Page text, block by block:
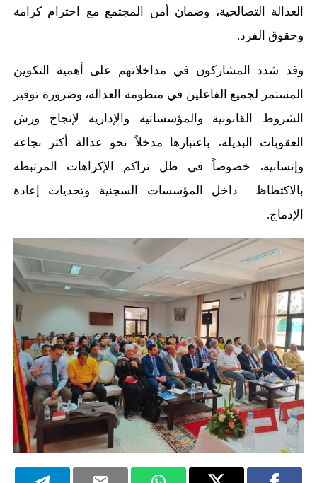
العدالة التصالحية، وضمان أمن المجتمع مع احترام كرامة
وحقوق الفرد.
وقد شدد المشاركون في مداخلاتهم على أهمية التكوين
المستمر لجميع الفاعلين في منظومة العدالة، وضرورة توفير
الشروط القانونية والمؤسساتية والإدارية لإنجاح ورش
العقوبات البديلة، باعتبارها مدخلاً نحو عدالة أكثر نجاعة
وإنسانية، خصوصاً في ظل تراكم الإكراهات المرتبطة
بالاكتظاظ داخل المؤسسات السجنية وتحديات إعادة
الإدماج.